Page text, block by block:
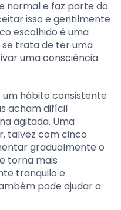
normal e faz parte do
isso e gentilmente
escolhido é uma
trata de ter uma
uma consciência
hábito consistente
acham difícil
agitada. Uma
talvez com cinco
gradualmente o
torna mais
tranquilo e
pode ajudar a